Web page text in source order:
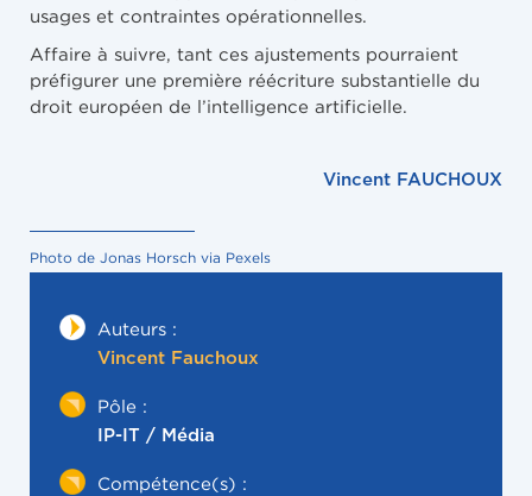
Auteurs :
Vincent Fauchoux
Pôle :
IP-IT / Média
Compétence(s) :
usages et contraintes opérationnelles.
Affaire à suivre, tant ces ajustements pourraient
préfigurer une première réécriture substantielle du
droit européen de l’intelligence artificielle.
Vincent FAUCHOUX
Photo de Jonas Horsch via Pexels